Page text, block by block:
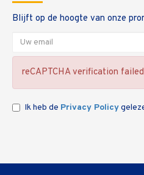
Blijft op de hoogte van onze
reCAPTCHA verification
Ik heb de Privacy Policy